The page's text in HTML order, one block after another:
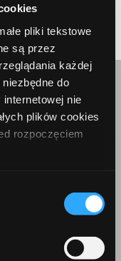
pliki tekstowe
są przez
każdej
do
internetowej nie
plików cookies
rozpoczęciem
Więcej:
Polityka
Next Article
nami